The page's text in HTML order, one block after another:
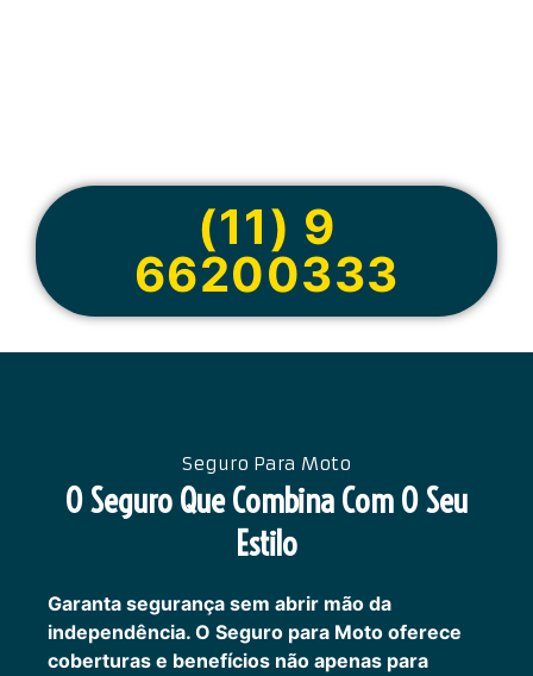
(11) 9
66200333
Seguro Para Moto
O Seguro Que Combina Com O Seu
Estilo
Garanta segurança sem abrir mão da
independência. O Seguro para Moto oferece
coberturas e benefícios não apenas para